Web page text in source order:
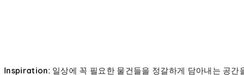
Inspiration: 일상에 꼭 필요한 물건들을 정갈하게 담아내는 공